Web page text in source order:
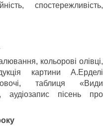
спостережливість,
кольорові олівці,
картини А.Ерделі
таблиця «Види
аудіозапис пісень про